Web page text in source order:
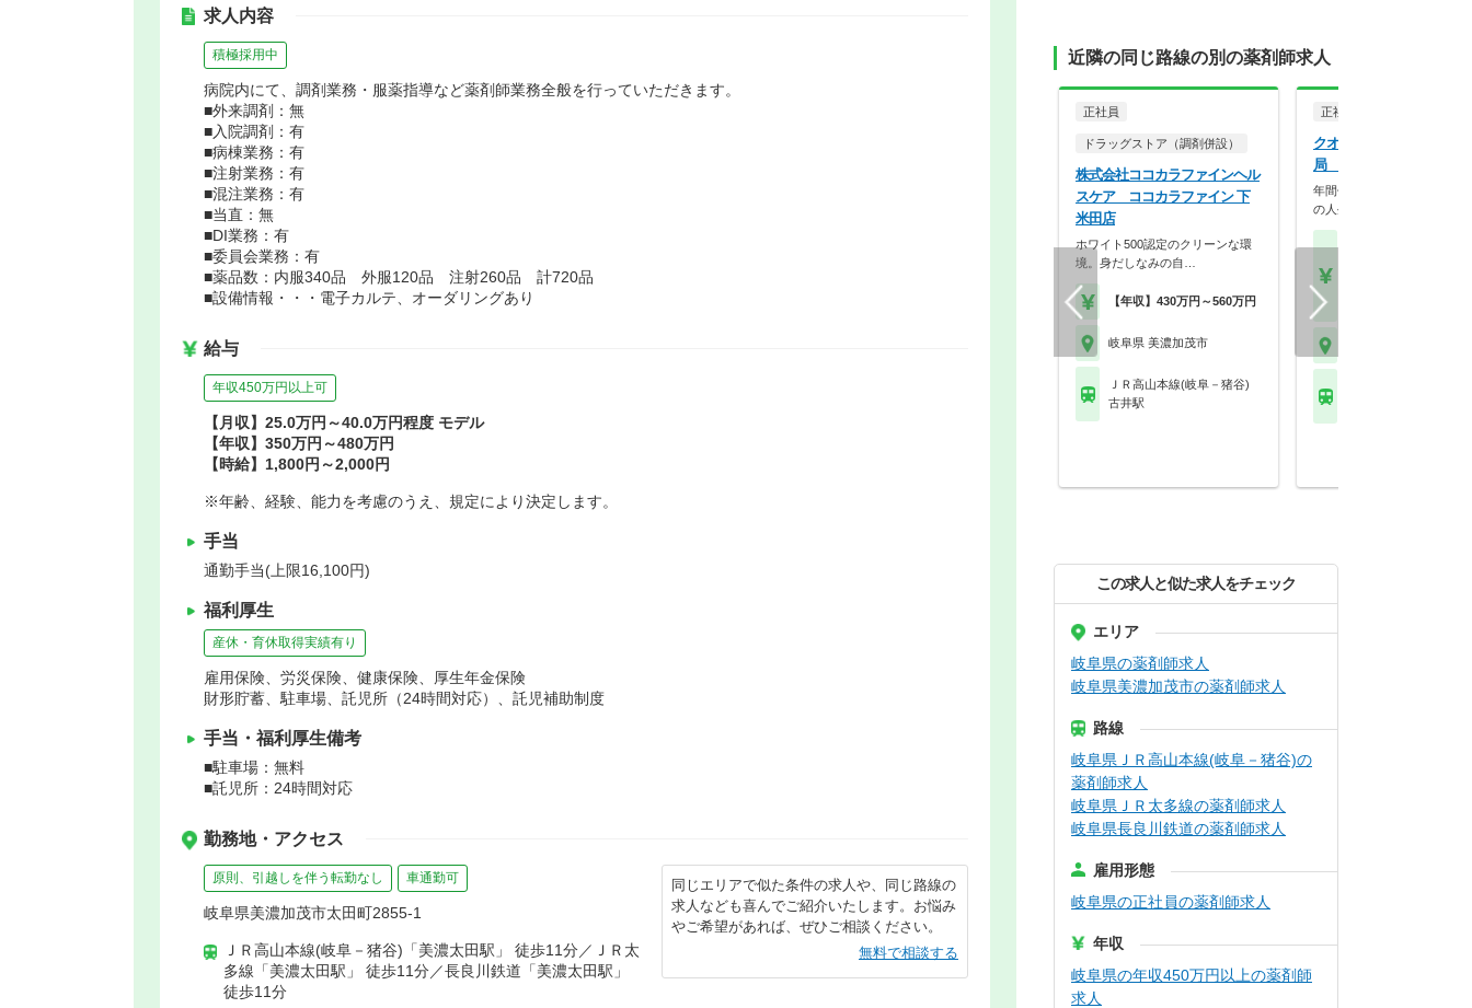
求人内容
積極採用中
病院内にて、調剤業務・服薬指導など薬剤師業務全般を行っていただきます。
■外来調剤：無
■入院調剤：有
■病棟業務：有
■注射業務：有
■混注業務：有
■当直：無
■DI業務：有
■委員会業務：有
■薬品数：内服340品 外服120品 注射260品 計720品
■設備情報・・・電子カルテ、オーダリングあり
給与
年収450万円以上可
【月収】25.0万円～40.0万円程度 モデル
【年収】350万円～480万円
【時給】1,800円～2,000円
※年齢、経験、能力を考慮のうえ、規定により決定します。
手当
通勤手当(上限16,100円)
福利厚生
産休・育休取得実績有り
雇用保険、労災保険、健康保険、厚生年金保険
財形貯蓄、駐車場、託児所（24時間対応）、託児補助制度
手当・福利厚生備考
■駐車場：無料
■託児所：24時間対応
勤務地・アクセス
原則、引越しを伴う転勤なし 車通勤可
岐阜県美濃加茂市太田町2855-1
ＪＲ高山本線(岐阜－猪谷)「美濃太田駅」 徒歩11分／ＪＲ太
多線「美濃太田駅」 徒歩11分／長良川鉄道「美濃太田駅」
徒歩11分
同じエリアで似た条件の求人や、同じ路線の
求人なども喜んでご紹介いたします。お悩み
やご希望があれば、ぜひご相談ください。
無料で相談する
近隣の同じ路線の別の薬剤師求人
正社員
ドラッグストア（調剤併設）
株式会社ココカラファインヘル
スケア ココカラファイン 下
米田店
ホワイト500認定のクリーンな環
境。身だしなみの自…
【年収】430万円～560万円
岐阜県 美濃加茂市
ＪＲ高山本線(岐阜－猪谷)
古井駅
正社員
クオール株式会社 クオ
局 加茂店
年間休日125日、最大9連休
の人生を大切にで…
この求人と似た求人をチェック
エリア
岐阜県の薬剤師求人
岐阜県美濃加茂市の薬剤師求人
路線
岐阜県ＪＲ高山本線(岐阜－猪谷)の
薬剤師求人
岐阜県ＪＲ太多線の薬剤師求人
岐阜県長良川鉄道の薬剤師求人
雇用形態
岐阜県の正社員の薬剤師求人
年収
岐阜県の年収450万円以上の薬剤師
求人